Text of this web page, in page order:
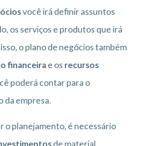
você irá definir assuntos
os serviços e produtos que irá
o plano de negócios também
financeirae os recursos
poderá contar para o
da empresa.
o planejamento, é necessário
de material,